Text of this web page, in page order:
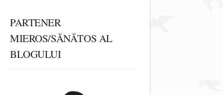
PARTENER
MIEROS/SĂNĂTOS AL
BLOGULUI